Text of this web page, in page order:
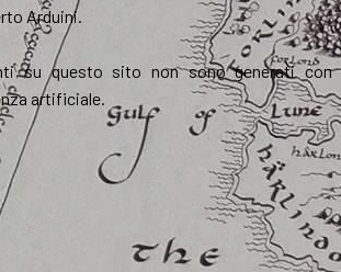
Arduini.
su questo sito non sono generati con
artificiale.